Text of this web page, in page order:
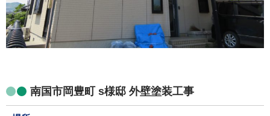
南国市岡豊町 s様邸 外壁塗装工事